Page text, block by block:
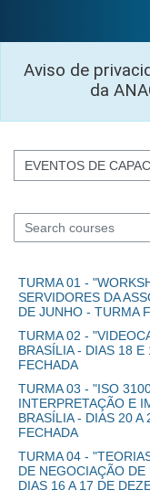
Aviso de
da
Course categories
Search courses
TURMA 01 -
SERVIDORES DA
DE JUNHO - TURMA
TURMA 02 -
BRASÍLIA - DIAS 18
FECHADA
TURMA 03 - "ISO
INTERPRETAÇÃO E
BRASÍLIA - DIAS 20
FECHADA
TURMA 04 -
DE NEGOCIAÇÃO
DIAS 16 A 17 DE